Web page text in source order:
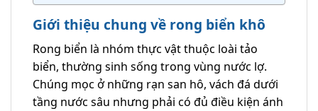
Giới thiệu chung về rong biển khô
Rong biển là nhóm thực vật thuộc loài tảo
biển, thường sinh sống trong vùng nước lợ.
Chúng mọc ở những rạn san hô, vách đá dưới
tầng nước sâu nhưng phải có đủ điều kiện ánh